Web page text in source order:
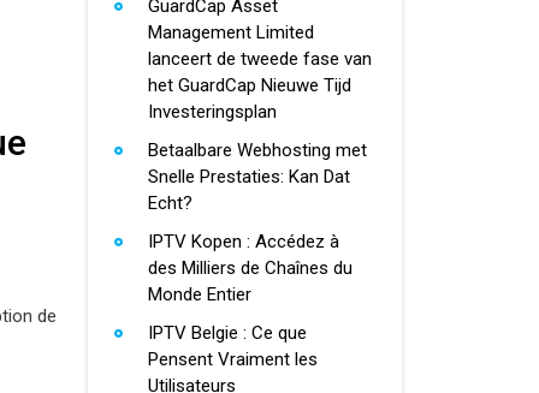
de
GuardCap Asset
Management Limited
lanceert de tweede fase van
het GuardCap Nieuwe Tijd
Investeringsplan
Betaalbare Webhosting met
Snelle Prestaties: Kan Dat
Echt?
IPTV Kopen : Accédez à
des Milliers de Chaînes du
Monde Entier
IPTV Belgie : Ce que
Pensent Vraiment les
Utilisateurs